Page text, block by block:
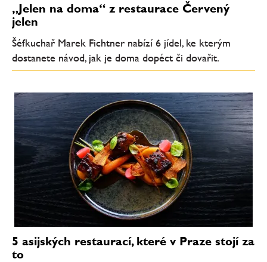
„Jelen na doma“ z restaurace Červený
jelen
Šéfkuchař Marek Fichtner nabízí 6 jídel, ke kterým
dostanete návod, jak je doma dopéct či dovařit.
5 asijských restaurací, které v Praze stojí za
to